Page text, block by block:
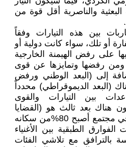
البعثية والناصرية أقل قوة من
بين هذه التيارات وفقاً
أو تلك، سواء كانت دولية أو
على رفض الهيمنة الخارجية
ومن رفضها وتمايزها عن قوى
إلى (البعد الوطني ورفض
(البعد الديموقراطي) محدداً
بين التيارات والقوى
هناك بعد ثالث هو (القضايا
الاقتصادية والاجتماعية) في مجتمع أصبح 80%من سكانه
الطبقية بين الأغنياء
بالترافق مع تلاشي الفئات